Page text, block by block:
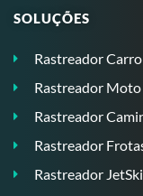
SOLUÇÕES
Rastreador Carro
Rastreador Moto
Rastreador
Rastreador
Rastreador JetSki